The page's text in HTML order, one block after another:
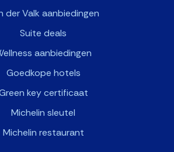
der Valk aanbiedingen
Suite deals
aanbiedingen
Goedkope hotels
key certificaat
Michelin sleutel
Michelin restaurant